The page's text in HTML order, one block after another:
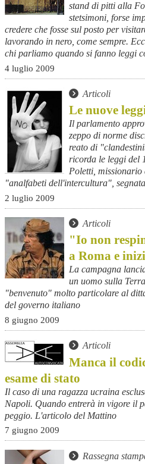
stand di pitti alla
stetsimoni, forse
credere che fosse sul posto per
lavorando in nero, come sempre.
chi parliamo quando si fanno leggi
4 luglio 2009
Articoli
Le nuove
Il parlamento
zeppo di norme
reato di
ricorda le leggi del
Poletti,
"analfabeti dell'intercultura",
2 luglio 2009
Articoli
"Io non
a Roma e
La campagna
un uomo sulla
"benvenuto" molto particolare al
del governo italiano
8 giugno 2009
Articoli
Manca il
esame di stato
Il caso di una ragazza ucraina
Napoli. Quando entrerà in vigore il
peggio. L'articolo del Mattino
7 giugno 2009
Rassegna